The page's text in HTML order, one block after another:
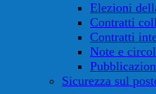
Elezioni
Contratti
Contratti
Note e
Sicurezza sul